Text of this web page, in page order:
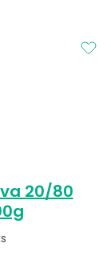
20/80